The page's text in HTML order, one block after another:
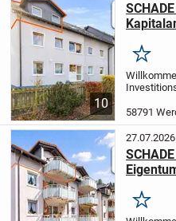
10
ETW.Merken
einem
mit 12
rentable...
58791
27.07.2026
Merken